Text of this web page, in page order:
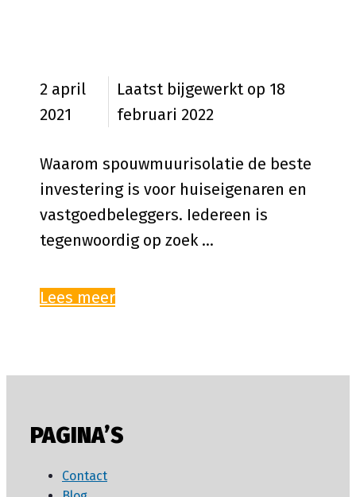
18
februari 2022
2 april
2021
Waarom spouwmuurisolatie de beste
investering is voor huiseigenaren en
vastgoedbeleggers. Iedereen is
tegenwoordig op zoek …
Lees meer
PAGINA’S
Contact